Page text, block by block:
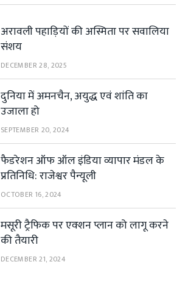
अरावली पहाड़ियों की अस्मिता पर सवालिया
संशय
DECEMBER 28, 2025
दुनिया में अमनचैन, अयुद्ध एवं शांति का
उजाला हो
SEPTEMBER 20, 2024
फैडरेशन ऑफ ऑल इंडिया व्यापार मंडल के
प्रतिनिधि: राजेश्वर पैन्यूली
OCTOBER 16, 2024
मसूरी ट्रैफिक पर एक्शन प्लान को लागू करने
की तैयारी
DECEMBER 21, 2024